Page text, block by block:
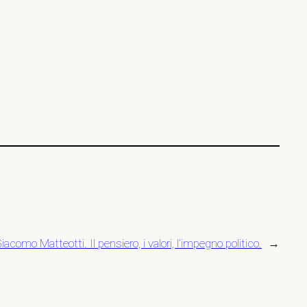
Matteotti. Il pensiero, i valori, l’impegno politico. →